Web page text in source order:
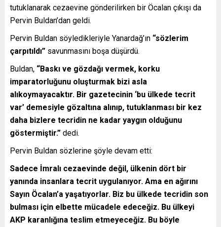
tutuklanarak cezaevine gönderilirken bir Öcalan çıkışı da
Pervin Buldan’dan geldi.
Pervin Buldan söyledikleriyle Yanardağ’ın “sözlerim
çarpıtıldı” savunmasını boşa düşürdü.
Buldan, “Baskı ve gözdağı vermek, korku
imparatorluğunu oluşturmak bizi asla
alıkoymayacaktır. Bir gazetecinin ‘bu ülkede tecrit
var’ demesiyle gözaltına alınıp, tutuklanması bir kez
daha bizlere tecridin ne kadar yaygın olduğunu
göstermiştir.” dedi.
Pervin Buldan sözlerine şöyle devam etti:
Sadece İmralı cezaevinde değil, ülkenin dört bir
yanında insanlara tecrit uygulanıyor. Ama en ağırını
Sayın Öcalan’a yaşatıyorlar. Biz bu ülkede tecridin son
bulması için elbette mücadele edeceğiz. Bu ülkeyi
AKP karanlığına teslim etmeyeceğiz. Bu böyle